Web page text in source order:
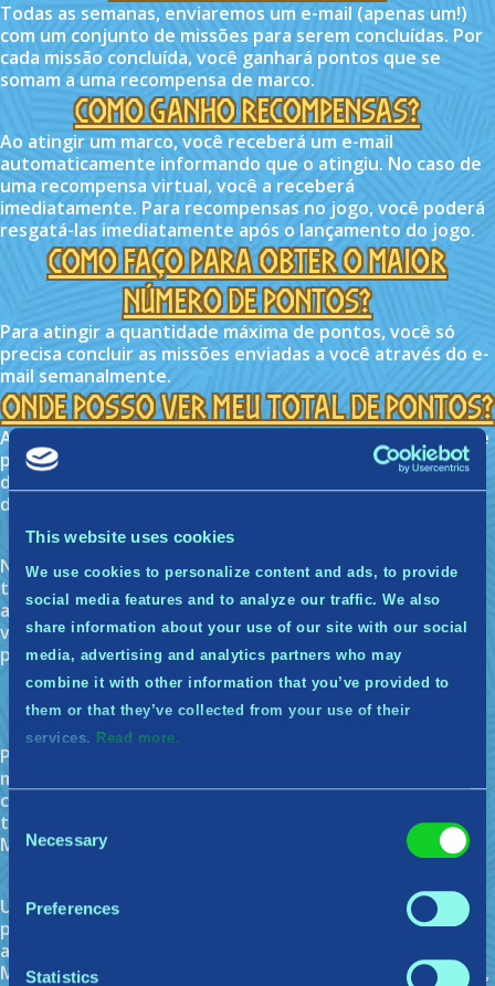
This website uses cookies
We use cookies to personalize content and ads, to provide
social media features and to analyze our traffic. We also
share information about your use of our site with our social
media, advertising and analytics partners who may
combine it with other information that you’ve provided to
them or that they’ve collected from your use of their
services. Read more.
Selection
Necessary
Preferences
Statistics
Todas as semanas, enviaremos um e-mail (apenas um!)
com um conjunto de missões para serem concluídas. Por
cada missão concluída, você ganhará pontos que se
somam a uma recompensa de marco.
Como ganho recompensas?
Ao atingir um marco, você receberá um e-mail
automaticamente informando que o atingiu. No caso de
uma recompensa virtual, você a receberá
imediatamente. Para recompensas no jogo, você poderá
resgatá-las imediatamente após o lançamento do jogo.
Como faço para obter o maior
número de pontos?
Para atingir a quantidade máxima de pontos, você só
precisa concluir as missões enviadas a você através do e-
mail semanalmente.
Onde posso ver meu total de pontos?
A cada semana, você poderá ver sua quantidade atual de
pontos por e-mail e por meio de nosso bot no Discord
dos Midguardiões. Também mostraremos a tabela atual
de classificação do público!
Meus pontos podem expirar?
Não, os pontos não expiram. Se este programa terminar,
trataremos da expiração de pontos quando isso
acontecer. A única maneira de perder seus pontos é se
você decidir deixar o “Midguardiões” ou se ficar inativo
por três semanas consecutivas.
Qual é a vantagem de ser um
Midguardião?
Pelo seu esforço, você ganhará pontos ao completar
missões, que depois se transformam em recompensas e
concedem itens no jogo e no mundo real. Você também
terá acesso a Testes Privados ocasionais de Tribes of
Midgard, nos quais seu feedback será muito apreciado.
Um Midguardião Ativo é um Midguardião que completa
pelo menos uma missão por semana ou que indicou que
ainda está participando ativamente esta semana. Se um
Midguardião ficar inativo por três semanas consecutivas,